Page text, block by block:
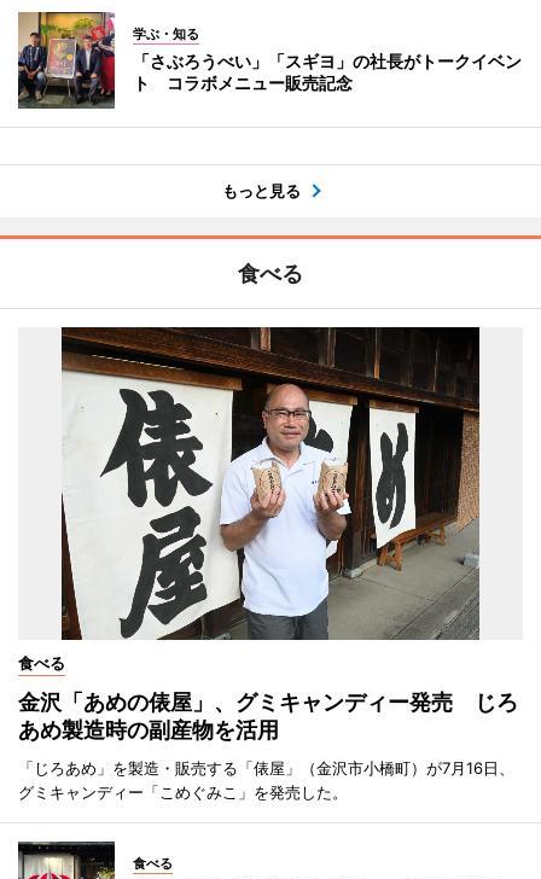
学ぶ・知る
「さぶろうべい」「スギヨ」の社長がトークイベン
ト コラボメニュー販売記念
もっと見る
食べる
食べる
金沢「あめの俵屋」、グミキャンディー発売 じろ
あめ製造時の副産物を活用
「じろあめ」を製造・販売する「俵屋」（金沢市小橋町）が7月16日、
グミキャンディー「こめぐみこ」を発売した。
食べる